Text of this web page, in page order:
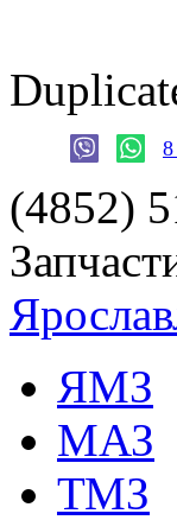
(4852)
ЯМЗ
МАЗ
ТМЗ